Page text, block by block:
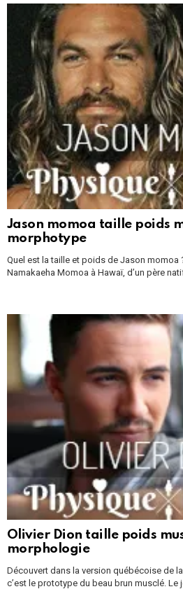
Jason momoa taille poids
morphotype
Quel est la taille et poids de Jason momoa
Namakaeha Momoa à Hawaï, d’un père
Olivier Dion taille poids
morphologie
Découvert dans la version québécoise de
c’est le prototype du beau brun musclé. Le